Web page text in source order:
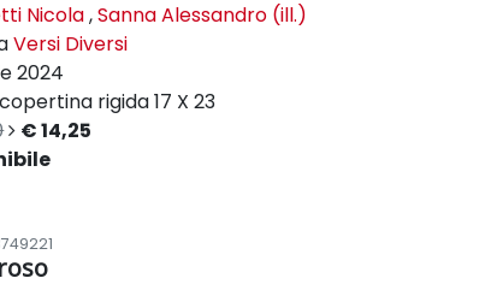
Nicola,Sanna Alessandro (ill.)
Versi Diversi
2024
copertina rigida17 X 23
€ 14,25